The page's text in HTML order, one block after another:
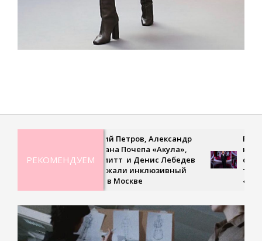
РЕКОМЕНДУЕМ
Дмитрий Петров, Александр
Ян, Оксана Почепа «Акула»,
Кира Смитт и Денис Лебедев
поддержали инклюзивный
турнир в Москве
третьем